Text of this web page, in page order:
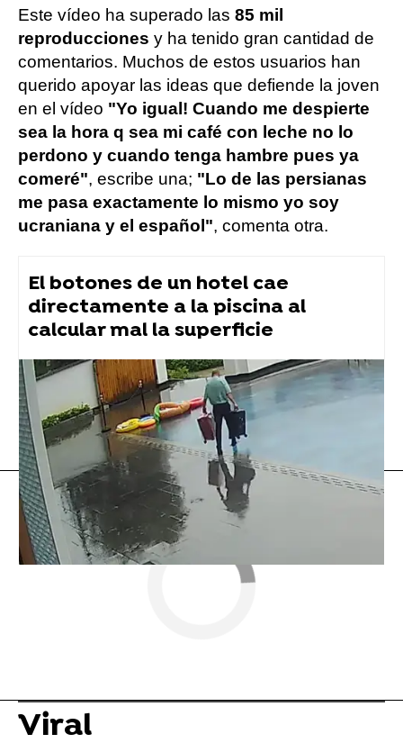
Este vídeo ha superado las 85 mil
reproducciones y ha tenido gran cantidad de
comentarios. Muchos de estos usuarios han
querido apoyar las ideas que defiende la joven
en el vídeo "Yo igual! Cuando me despierte
sea la hora q sea mi café con leche no lo
perdono y cuando tenga hambre pues ya
comeré", escribe una; "Lo de las persianas
me pasa exactamente lo mismo yo soy
ucraniana y el español", comenta otra.
El botones de un hotel cae
directamente a la piscina al
calcular mal la superficie
Vídeo viral
Flooxer Now » Viral
Viral